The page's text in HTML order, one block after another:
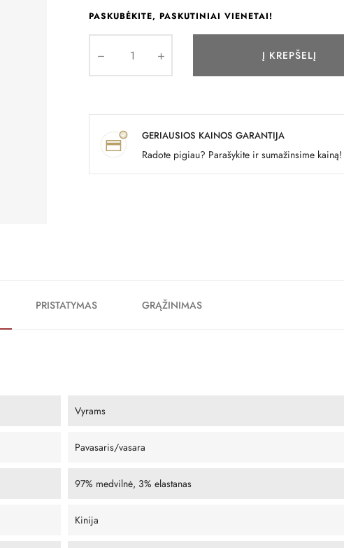
PASKUBĖKITE, PASKUTINIAI VIENETAI!
Į KREPŠELĮ
GERIAUSIOS KAINOS GARANTIJA
Radote pigiau? Parašykite ir sumažinsime kainą!
PRISTATYMAS GRĄŽINIMAS
Vyrams
Pavasaris/vasara
97% medvilnė, 3% elastanas
Kinija